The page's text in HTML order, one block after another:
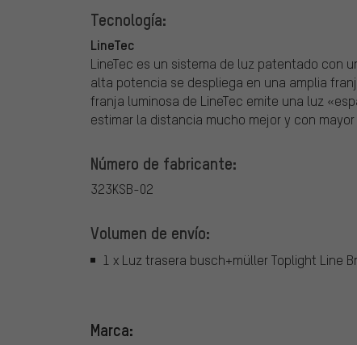
Tecnología:
LineTec
LineTec es un sistema de luz patentado con
alta potencia se despliega en una amplia
franja luminosa de LineTec emite una luz
estimar la distancia mucho mejor y con mayor
Número de fabricante:
323KSB-02
Volumen de envío:
1 x Luz trasera busch+müller Toplight Line
Marca: